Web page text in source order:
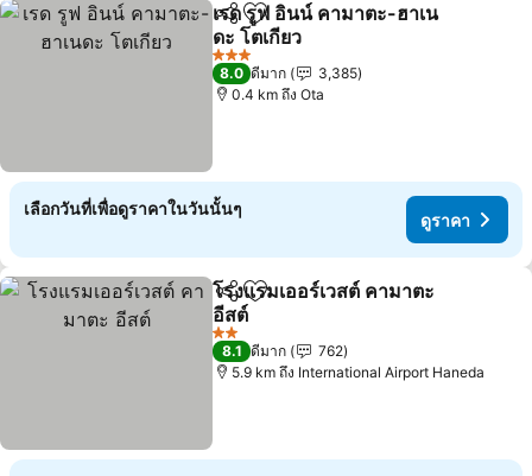
แชร์ เพิ่มในรายการโปรด
เรด รูฟ อินน์ คามาตะ-ฮาเน
ดะ โตเกียว
3 ดาว
8.0 ดีมาก
3,385
0.4 km ถึง Ota
เลือกวันที่เพื่อดูราคาในวันนั้นๆ
ดูราคา
แชร์ เพิ่มในรายการโปรด
โรงแรมเออร์เวสต์ คามาตะ
อีสต์
2 ดาว
8.1 ดีมาก
762
5.9 km ถึง International Airport Haneda